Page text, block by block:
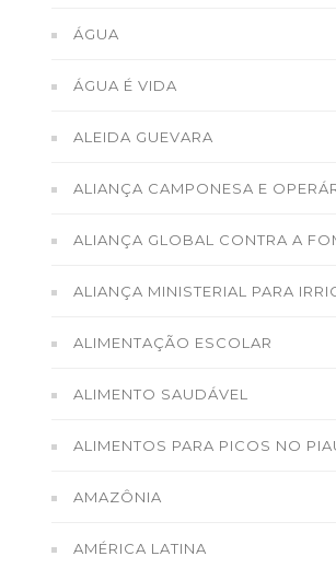
ÁGUA
ÁGUA É VIDA
ALEIDA GUEVARA
ALIANÇA CAMPONESA E
ALIANÇA GLOBAL CONTRA A
ALIANÇA MINISTERIAL PARA
ALIMENTAÇÃO ESCOLAR
ALIMENTO SAUDÁVEL
ALIMENTOS PARA PICOS NO
AMAZÔNIA
AMÉRICA LATINA